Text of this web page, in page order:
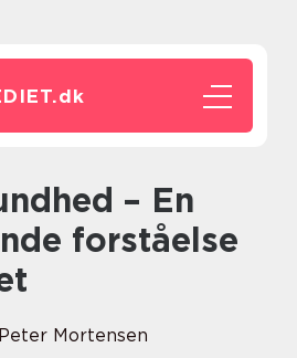
dk
forståelse
Peter Mortensen